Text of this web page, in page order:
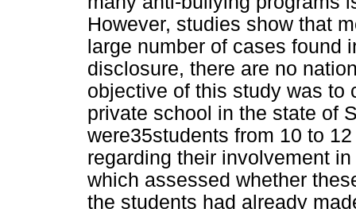
However, studies show that
large number of cases found
disclosure, there are no
objective of this study was to
private school in the state of
were35students from 10 to
regarding their involvement
which assessed whether
the students had already